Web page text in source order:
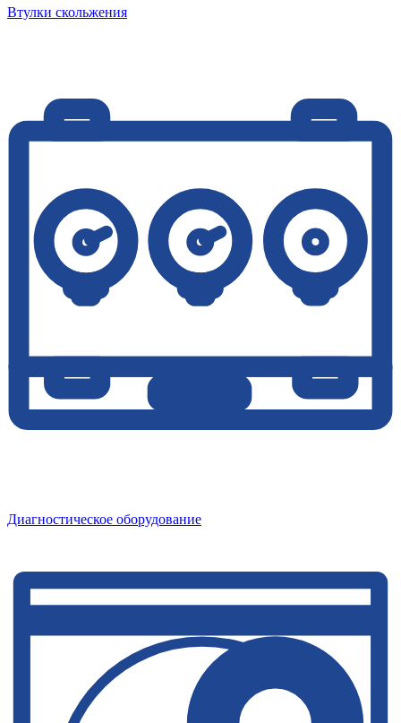
Втулки скольжения
Диагностическое оборудование